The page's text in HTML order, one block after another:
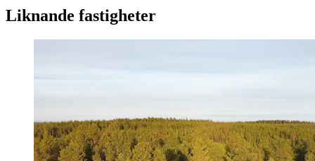
Liknande fastigheter